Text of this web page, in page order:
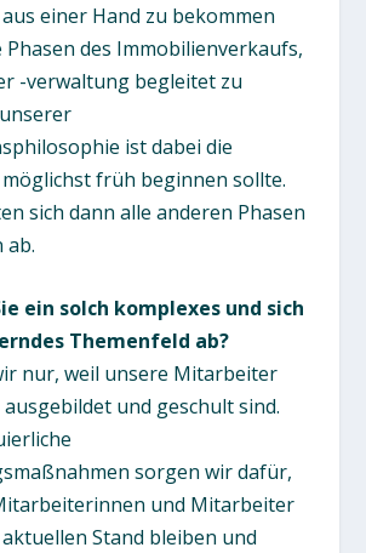
einer Hand zu bekommen
Phasen des Immobilienverkaufs,
-verwaltung begleitet zu
ist dabei die
früh beginnen sollte.
sich dann alle anderen Phasen
ab.
ein solch komplexes und sich
Themenfeld ab?
nur, weil unsere Mitarbeiter
und geschult sind.
sorgen wir dafür,
und Mitarbeiter
Stand bleiben und